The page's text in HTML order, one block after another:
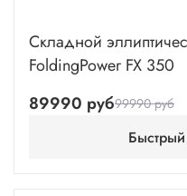
Складной
FoldingPower FX 350
89990 руб99990 руб